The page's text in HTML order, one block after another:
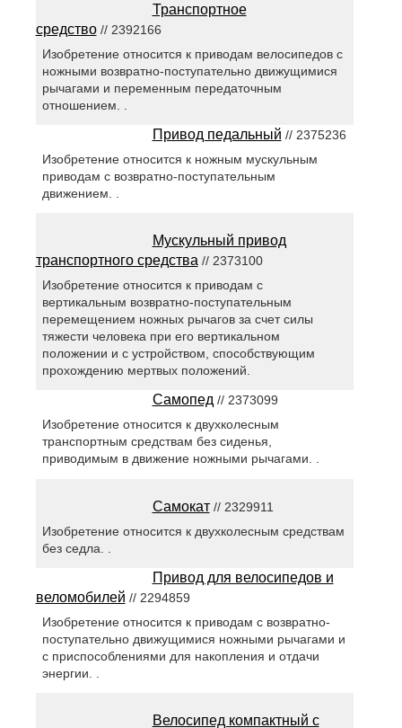
Транспортное
средство// 2392166
Изобретение относится к приводам велосипедов с
ножными возвратно-поступательно движущимися
рычагами и переменным передаточным
отношением. .
Привод педальный // 2375236
Изобретение относится к ножным мускульным
приводам с возвратно-поступательным
движением. .
Мускульный привод
транспортного средства // 2373100
Изобретение относится к приводам с
вертикальным возвратно-поступательным
перемещением ножных рычагов за счет силы
тяжести человека при его вертикальном
положении и с устройством, способствующим
прохождению мертвых положений.
Самопед// 2373099
Изобретение относится к двухколесным
транспортным средствам без сиденья,
приводимым в движение ножными рычагами. .
Самокат// 2329911
Изобретение относится к двухколесным средствам
без седла. .
Привод для велосипедов и
веломобилей // 2294859
Изобретение относится к приводам с возвратно-
поступательно движущимися ножными рычагами и
с приспособлениями для накопления и отдачи
энергии. .
Велосипед компактный с